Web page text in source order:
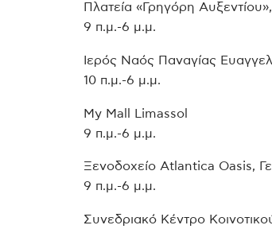
Πλατεία «Γρηγόρη
9 π.μ.-6 μ.μ.
Ιερός Ναός Παναγίας
10 π.μ.-6 μ.μ.
My Mall Limassol
9 π.μ.-6 μ.μ.
Ξενοδοχείο Atlantica Oasis,
9 π.μ.-6 μ.μ.
Συνεδριακό Κέντρο